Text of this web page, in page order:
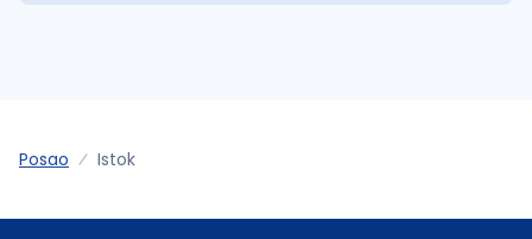
Posao Istok